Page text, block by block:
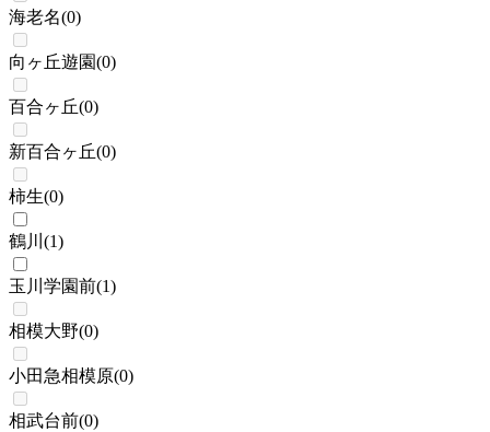
海老名(0)
向ヶ丘遊園(0)
百合ヶ丘(0)
新百合ヶ丘(0)
柿生(0)
鶴川 (1)
玉川学園前(1)
相模大野(0)
小田急相模原(0)
相武台前(0)